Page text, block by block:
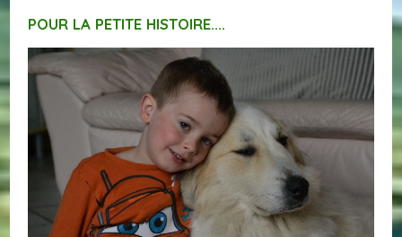
POUR LA PETITE HISTOIRE....